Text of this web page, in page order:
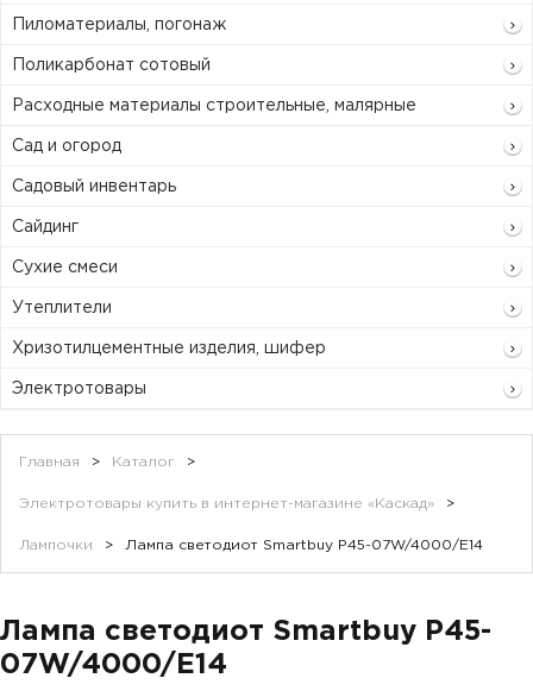
Пиломатериалы, погонаж
Поликарбонат сотовый
Расходные материалы строительные, малярные
Сад и огород
Садовый инвентарь
Сайдинг
Сухие смеси
Утеплители
Хризотилцементные изделия, шифер
Электротовары
Главная > Каталог >
Электротовары купить в интернет-магазине «Каскад» >
Лампочки > Лампа светодиот Smartbuy Р45-07W/4000/Е14
Лампа светодиот Smartbuy Р45-
07W/4000/Е14